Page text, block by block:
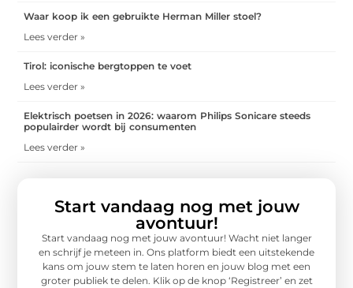
Waar koop ik een gebruikte Herman Miller stoel?
Lees verder »
Tirol: iconische bergtoppen te voet
Lees verder »
Elektrisch poetsen in 2026: waarom Philips Sonicare steeds
populairder wordt bij consumenten
Lees verder »
Start vandaag nog met jouw
avontuur!
Start vandaag nog met jouw avontuur! Wacht niet langer
en schrijf je meteen in. Ons platform biedt een uitstekende
kans om jouw stem te laten horen en jouw blog met een
groter publiek te delen. Klik op de knop ‘Registreer’ en zet